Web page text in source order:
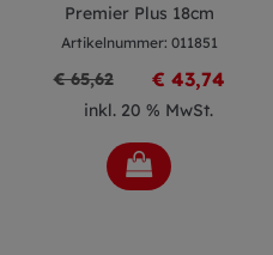
Premier Plus 18cm
Artikelnummer: 011851
€ 65,62 € 43,74
inkl. 20 % MwSt.